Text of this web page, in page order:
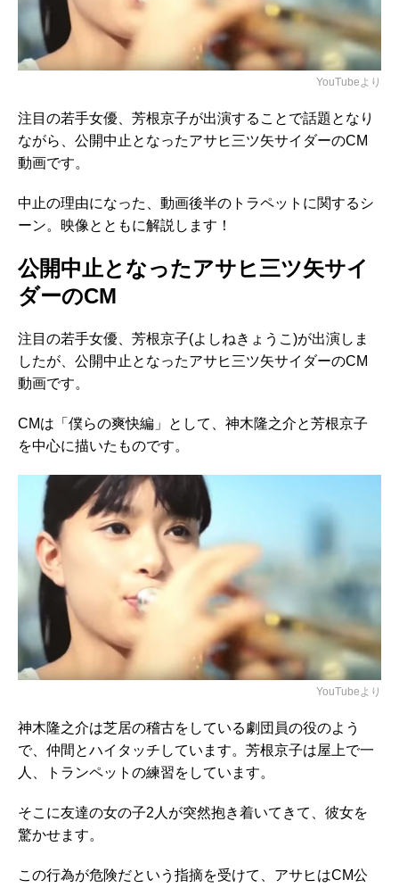
YouTubeより
注目の若手女優、芳根京子が出演することで話題となり
ながら、公開中止となったアサヒ三ツ矢サイダーのCM
動画です。
中止の理由になった、動画後半のトラペットに関するシ
ーン。映像とともに解説します！
公開中止となったアサヒ三ツ矢サイ
ダーのCM
注目の若手女優、芳根京子(よしねきょうこ)が出演しま
したが、公開中止となったアサヒ三ツ矢サイダーのCM
動画です。
CMは「僕らの爽快編」として、神木隆之介と芳根京子
を中心に描いたものです。
YouTubeより
神木隆之介は芝居の稽古をしている劇団員の役のよう
で、仲間とハイタッチしています。芳根京子は屋上で一
人、トランペットの練習をしています。
そこに友達の女の子2人が突然抱き着いてきて、彼女を
驚かせます。
この行為が危険だという指摘を受けて、アサヒはCM公